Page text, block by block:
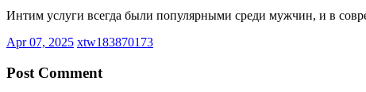
Интим услуги всегда были популярными среди мужчин, и в
Apr 07, 2025 xtw183870173
Post Comment